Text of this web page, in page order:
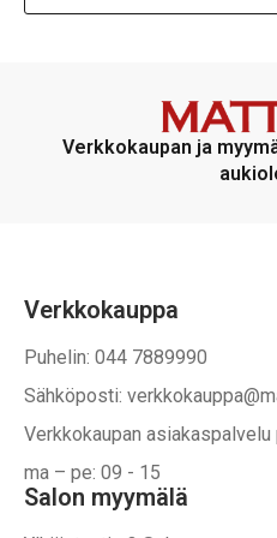
Verkkokaupan ja
Verkkokauppa
Puhelin: 044 7889990
Sähköposti:
Verkkokaupan asiakaspalvelu
ma – pe: 09 - 15
Salon myymälä